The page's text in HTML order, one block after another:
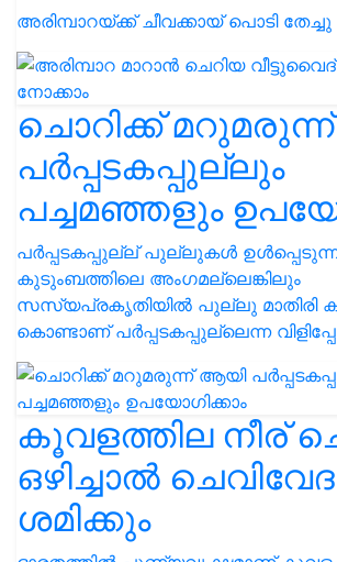
അരിമ്പാറയ്ക്ക് ചീവക്കായ് പൊടി
ചൊറിക്ക്
പർപ്പടകപ്പുല്ലും
പച്ചമഞ്ഞളും
പർപ്പടകപ്പുല്ല് പുല്ലുകൾ
കുടുംബത്തിലെ അംഗമല്ലെങ്കിലും
സസ്യപ്രകൃതിയിൽ പുല്ലു മാതിരി
കൊണ്ടാണ് പർപ്പടകപ്പുല്ലെന്ന
കൂവളത്തില നീര്
ഒഴിച്ചാൽ
ശമിക്കും